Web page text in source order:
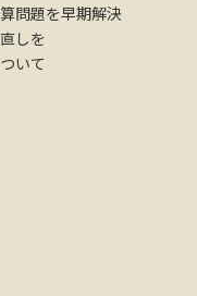
問題を早期解決
しを
いて